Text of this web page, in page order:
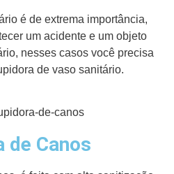
é de extrema importância,
um acidente e um objeto
nesses casos você precisa
de vaso sanitário.
de Canos